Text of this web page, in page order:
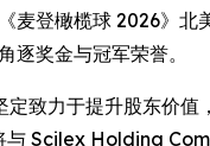
麦登橄榄球 2026》北
逐奖金与冠军荣誉。
致力于提升股东价值
Scilex Holding